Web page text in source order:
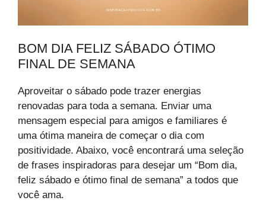
BOM DIA FELIZ SÁBADO ÓTIMO
FINAL DE SEMANA
Aproveitar o sábado pode trazer energias
renovadas para toda a semana. Enviar uma
mensagem especial para amigos e familiares é
uma ótima maneira de começar o dia com
positividade. Abaixo, você encontrará uma seleção
de frases inspiradoras para desejar um “Bom dia,
feliz sábado e ótimo final de semana” a todos que
você ama.